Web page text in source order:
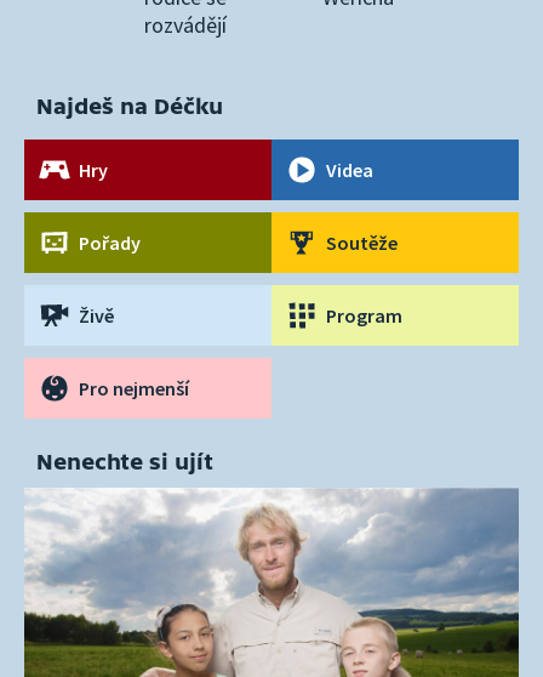
rozvádějí
Najdeš na Déčku
Hry Videa
Pořady Soutěže
Živě Program
Pro nejmenší
Nenechte si ujít